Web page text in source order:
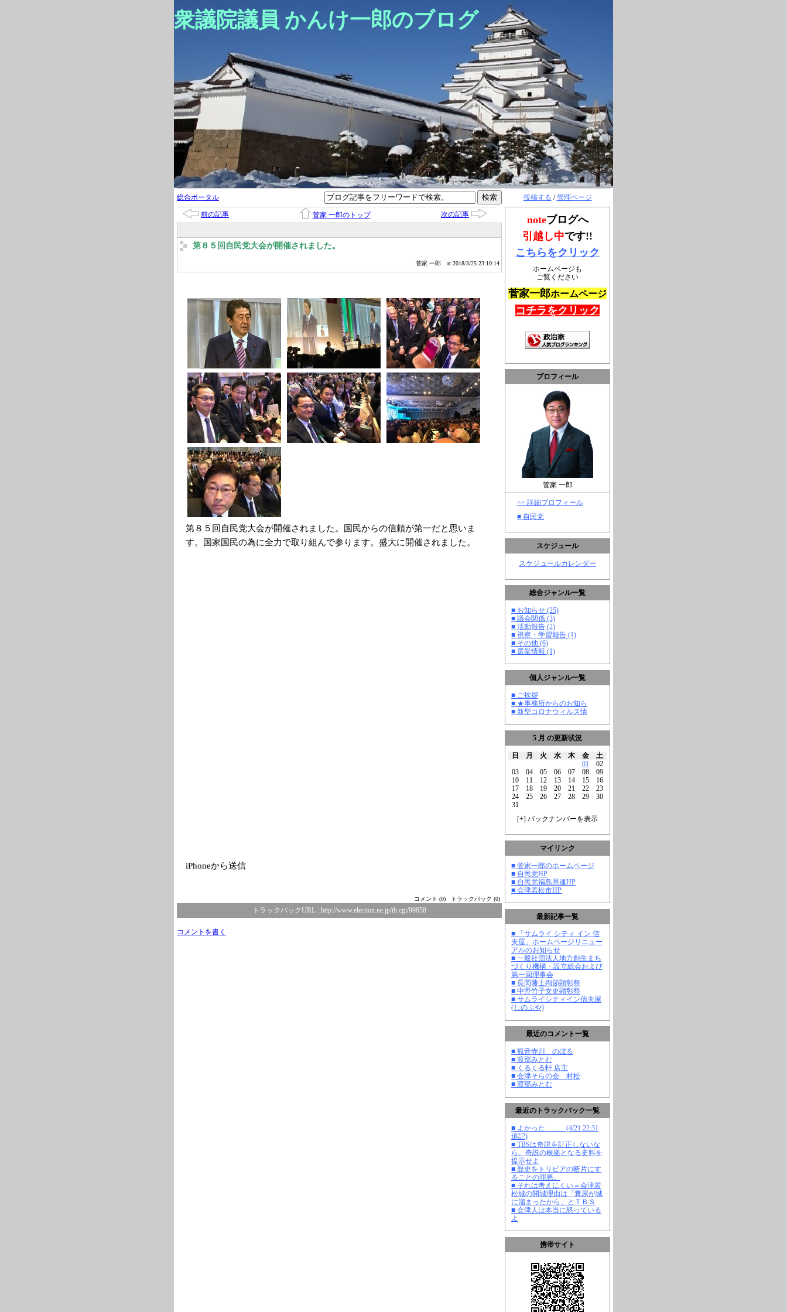
衆議院議員 かんけ一郎のブログ
投稿する /管理ページ
noteブログへ
引越し中です!!
こちらをクリック
ホームページも
ご覧ください
菅家一郎ホームページ
コチラをクリック
プロフィール
菅家 一郎
>> 詳細プロフィール
■ 自民党
スケジュール
スケジュールカレンダー
総合ジャンル一覧
■ お知らせ (25)
■ 議会関係 (3)
■ 活動報告 (2)
■ 視察・学習報告 (1)
■ その他 (6)
■ 選挙情報 (1)
個人ジャンル一覧
■ ご挨拶
■ ★事務所からのお知ら
■ 新型コロナウィルス情
5 月 の更新状況
日 月 火 水 木 金
土
01
02
03
04 05 06 07 08
09
10
11 12 13 14 15
16
17
18 19 20 21 22
23
24
25 26 27 28 29
30
31
[+] バックナンバーを表示
マイリンク
■ 菅家一郎のホームページ
■ 自民党HP
■ 自民党福島県連HP
■ 会津若松市HP
最新記事一覧
■ 「サムライ シティ イン 信
夫屋」ホームページリニュー
アルのお知らせ
■ 一般社団法人地方創生まち
づくり機構・設立総会および
第一回理事会
■ 長岡藩士殉節顕彰祭
■ 中野竹子女史顕彰祭
■ サムライシティイン信夫屋
(しのぶや)
最近のコメント一覧
■ 観音寺川 のぼる
■ 渡部みとむ
■ くるくる軒 店主
■ 会津そらの会 村松
■ 渡部みとむ
最近のトラックバック一覧
■ よかった … (4/21 22:31
追記)
■ TBSは奇説を訂正しないな
ら、奇説の根拠となる史料を
提示せよ
■ 歴史をトリビアの断片にす
ることの罪悪。
■ それは考えにくい＝会津若
松城の開城理由は「糞尿が城
に溜まったから」とＴＢＳ
■ 会津人は本当に怒っている
よ
携帯サイト
総合ポータル
前の記事 菅家 一郎のトップ 次の記事
第８５回自民党大会が開催されました。
菅家 一郎 at 2018/3/25 23:10:14
第８５回自民党大会が開催されました。国民からの信頼が第一だと思いま
す。国家国民の為に全力で取り組んで参ります。盛大に開催されました。
iPhoneから送信
コメント (0) トラックバック (0)
トラックバックURL : http://www.election.ne.jp/tb.cgi/99858
コメントを書く